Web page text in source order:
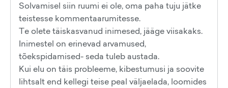
Solvamisel siin ruumi ei ole, oma paha tuju jätke
teistesse kommentaarumitesse.
Te olete täiskasvanud inimesed, jääge viisakaks.
Inimestel on erinevad arvamused,
tõekspidamised- seda tuleb austada.
Kui elu on täis probleeme, kibestumusi ja soovite
lihtsalt end kellegi teise peal väljaelada, loomides